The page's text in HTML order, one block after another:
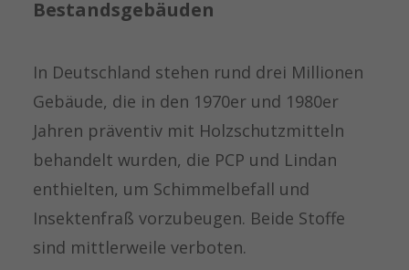
Bestandsgebäuden
In Deutschland stehen rund drei Millionen
Gebäude, die in den 1970er und 1980er
Jahren präventiv mit Holzschutzmitteln
behandelt wurden, die PCP und Lindan
enthielten, um Schimmelbefall und
Insektenfraß vorzubeugen. Beide Stoffe
sind mittlerweile verboten.